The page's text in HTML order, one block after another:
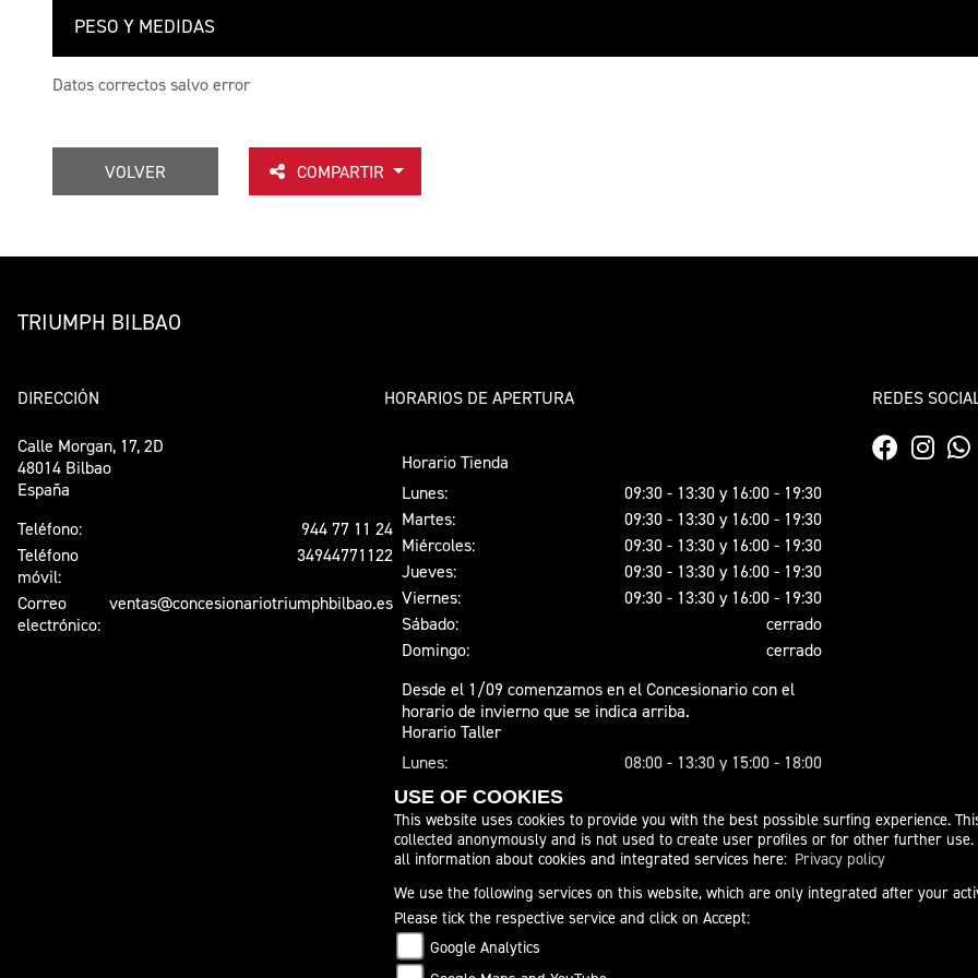
PESO Y MEDIDAS
Datos correctos salvo error
VOLVER COMPARTIR
TRIUMPH BILBAO
DIRECCIÓN
Calle Morgan, 17, 2D
48014 Bilbao
España
Teléfono:
944 77 11 24
Teléfono
móvil:
34944771122
Correo
electrónico:
ventas@concesionariotriumphbilbao.es
HORARIOS DE APERTURA
Horario Tienda
Lunes:
09:30 - 13:30 y 16:00 - 19:30
Martes:
09:30 - 13:30 y 16:00 - 19:30
Miércoles:
09:30 - 13:30 y 16:00 - 19:30
Jueves:
09:30 - 13:30 y 16:00 - 19:30
Viernes:
09:30 - 13:30 y 16:00 - 19:30
Sábado:
cerrado
Domingo:
cerrado
Desde el 1/09 comenzamos en el Concesionario con el
horario de invierno que se indica arriba.
Horario Taller
Lunes:
08:00 - 13:30 y 15:00 - 18:00
Martes:
Miércoles:
08:00 - 13:30 y 15:00 - 18:00
Jueves:
08:00 - 13:30 y 15:00 - 18:00
Viernes:
08:00 - 14:00
Sábado:
cerrado
Domingo:
REDES
USE OF COOKIES
This website uses cookies to provide you with the best possible surfing experience.
collected anonymously and is not used to create user profiles or for other further use.
all information about cookies and integrated services here: Privacy policy
We use the following services on this website, which are only integrated after your
Please tick the respective service and click on Accept:
Google Analytics